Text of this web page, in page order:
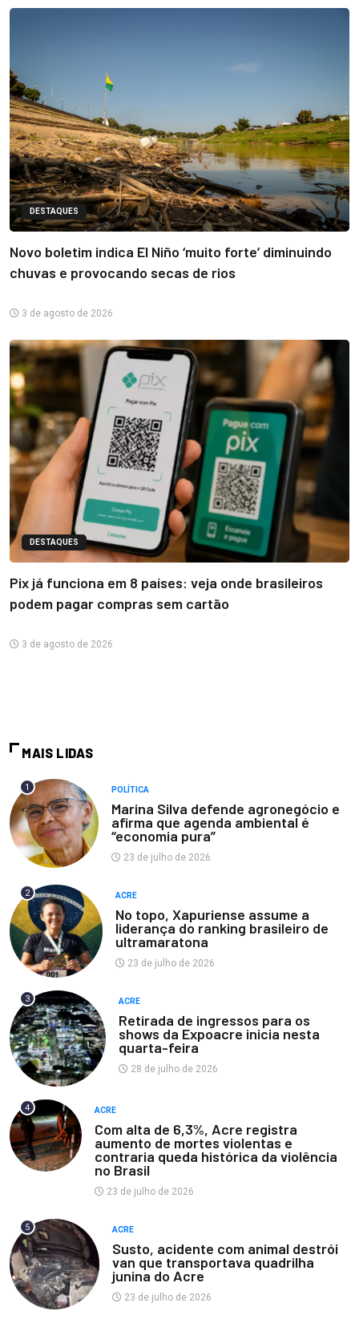
DESTAQUES
Novo boletim indica El Niño ‘muito forte’ diminuindo
chuvas e provocando secas de rios
3 de agosto de 2026
DESTAQUES
Pix já funciona em 8 países: veja onde brasileiros
podem pagar compras sem cartão
3 de agosto de 2026
MAIS LIDAS
1 POLÍTICA
Marina Silva defende agronegócio e
afirma que agenda ambiental é
“economia pura”
23 de julho de 2026
2 ACRE
No topo, Xapuriense assume a
liderança do ranking brasileiro de
ultramaratona
23 de julho de 2026
3 ACRE
Retirada de ingressos para os
shows da Expoacre inicia nesta
quarta-feira
28 de julho de 2026
4 ACRE
Com alta de 6,3%, Acre registra
aumento de mortes violentas e
contraria queda histórica da violência
no Brasil
23 de julho de 2026
5 ACRE
Susto, acidente com animal destrói
van que transportava quadrilha
junina do Acre
23 de julho de 2026